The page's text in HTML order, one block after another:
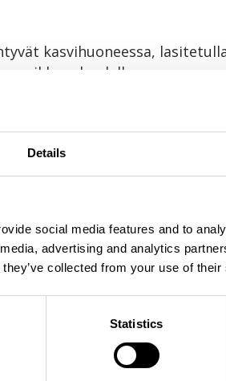
Details
social media features and to
advertising and analytics
collected from your use of
Statistics
kasvihuoneessa,
ikkunalaudalla.
Koska paprika on
vähintään +15
Ensimmäisenä
kylminä öinä. Tällöin taimet
paprikantaimet
. Kasvusäkissä on valmiina
paprika istutetaan
6 dl kesän aikana. Koko
kuoppa, johon lannoite